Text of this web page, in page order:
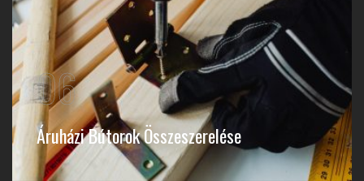
06
Áruházi Bútorok Összeszerelése